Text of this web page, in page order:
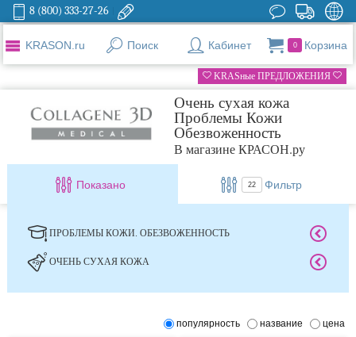
8 (800) 333-27-26
KRASON.ru Поиск Кабинет 0 Корзина
KRASные ПРЕДЛОЖЕНИЯ
Очень сухая кожа
Проблемы Кожи
Обезвоженность
В магазине КРАСОН.ру
Показано 22 Фильтр
ПРОБЛЕМЫ КОЖИ. ОБЕЗВОЖЕННОСТЬ
ОЧЕНЬ СУХАЯ КОЖА
популярность название цена